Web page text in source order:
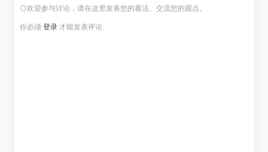
◎欢迎参与讨论，请在这里发表您的看法、交流您的观点。
你必须登录 才能发表评论.